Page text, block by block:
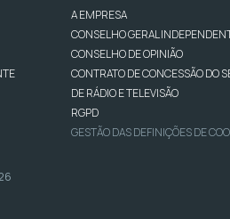
A EMPRESA
CONSELHO GERAL
CONSELHO DE OPINIÃO
CONTRATO DE CONCESSÃO DO
DE RÁDIO E TELEVISÃO
RGPD
GESTÃO DAS DEFINIÇÕES DE